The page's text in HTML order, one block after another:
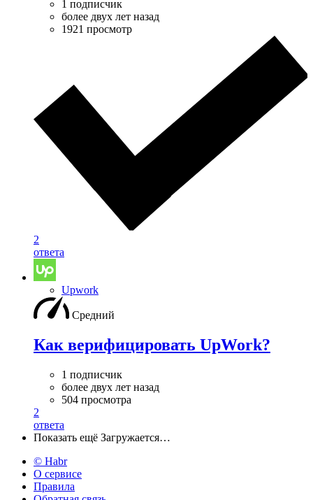
1 подписчик
более двух лет назад
1921 просмотр
2
ответа
Upwork
Средний
Как верифицировать UpWork?
1 подписчик
более двух лет назад
504 просмотра
2
ответа
Показать ещё Загружается…
© Habr
О сервисе
Правила